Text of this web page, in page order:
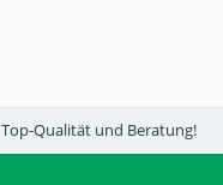
Top-Qualität und Beratung!